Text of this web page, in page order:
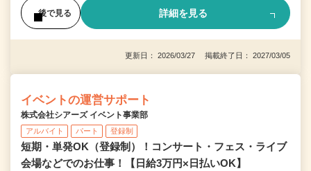
後で見る 詳細を見る
更新日： 2026/03/27 掲載終了日： 2027/03/05
イベントの運営サポート
株式会社シアーズ イベント事業部
アルバイト パート 登録制
短期・単発OK（登録制）！コンサート・フェス・ライブ
会場などでのお仕事！【日給3万円×日払いOK】